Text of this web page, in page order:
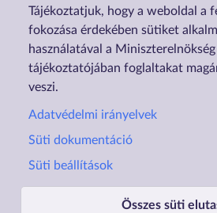
Tájékoztatjuk, hogy a weboldal a
fokozása érdekében sütiket
használatával a
tájékoztatójában foglaltakat
veszi.
Adatvédelmi irányelvek
Süti dokumentáció
Süti beállítások
Összes süti
Nyilatkozat